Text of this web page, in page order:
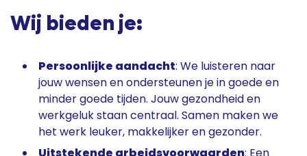
Wij bieden je:
Persoonlijke aandacht: We luisteren naar
jouw wensen en ondersteunen je in goede en
minder goede tijden. Jouw gezondheid en
werkgeluk staan centraal. Samen maken we
het werk leuker, makkelijker en gezonder.